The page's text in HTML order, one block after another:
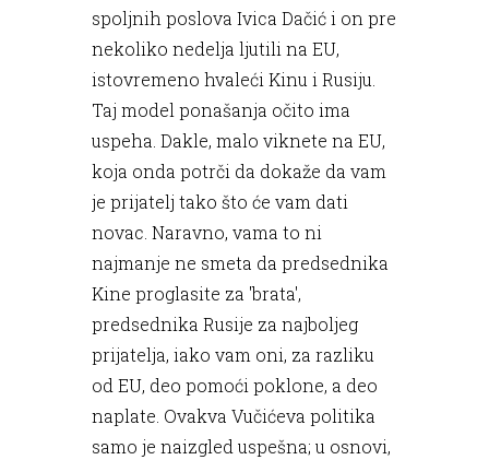
spoljnih poslova Ivica Dačić i on pre
nekoliko nedelja ljutili na EU,
istovremeno hvaleći Kinu i Rusiju.
Taj model ponašanja očito ima
uspeha. Dakle, malo viknete na EU,
koja onda potrči da dokaže da vam
je prijatelj tako što će vam dati
novac. Naravno, vama to ni
najmanje ne smeta da predsednika
Kine proglasite za 'brata',
predsednika Rusije za najboljeg
prijatelja, iako vam oni, za razliku
od EU, deo pomoći poklone, a deo
naplate. Ovakva Vučićeva politika
samo je naizgled uspešna; u osnovi,